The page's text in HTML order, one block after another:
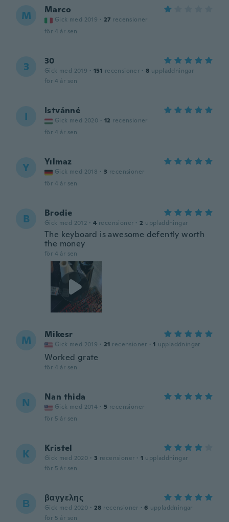
M Marco
Gick med 2019 · 27 recensioner
för 4 år sen
3 30
Gick med 2019 · 151 recensioner · 8 uppladdningar
för 4 år sen
I Istvánné
Gick med 2020 · 12 recensioner
för 4 år sen
Y Yılmaz
Gick med 2018 · 3 recensioner
för 4 år sen
B Brodie
Gick med 2012 · 4 recensioner · 2 uppladdningar
The keyboard is awesome defently worth
the money
för 4 år sen
M Mikesr
Gick med 2019 · 21 recensioner · 1 uppladdningar
Worked grate
för 4 år sen
N Nan thida
Gick med 2014 · 5 recensioner
för 5 år sen
K Kristel
Gick med 2020 · 3 recensioner · 1 uppladdningar
för 5 år sen
Β βαγγελης
Gick med 2020 · 28 recensioner · 6 uppladdningar
för 5 år sen